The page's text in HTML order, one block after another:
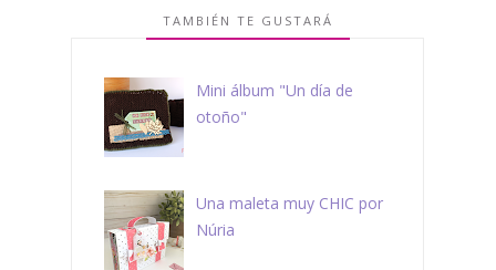
TAMBIÉN TE GUSTARÁ
Mini álbum "Un día de
otoño"
Una maleta muy CHIC por
Núria